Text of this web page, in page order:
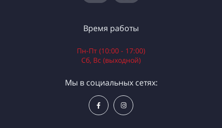
Время работы
Пн-Пт (10:00 - 17:00)
Сб, Вс (выходной)
Мы в социальных сетях: